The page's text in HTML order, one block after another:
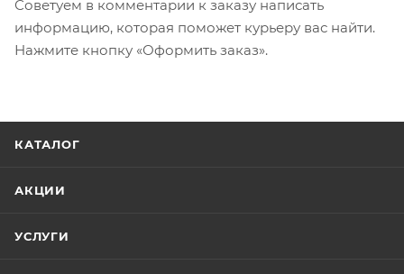
Советуем в комментарии к заказу написать
информацию, которая поможет курьеру вас найти.
Нажмите кнопку «Оформить заказ».
КАТАЛОГ
АКЦИИ
УСЛУГИ